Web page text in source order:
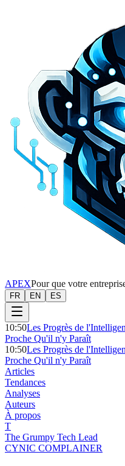
APEXPour que votre
FR EN ES
10:50Les Progrès de
Proche Qu'il n'y Paraît
10:50Les Progrès de
Proche Qu'il n'y Paraît
Articles
Tendances
Analyses
Auteurs
À propos
T
The Grumpy Tech Lead
CYNIC COMPLAINER